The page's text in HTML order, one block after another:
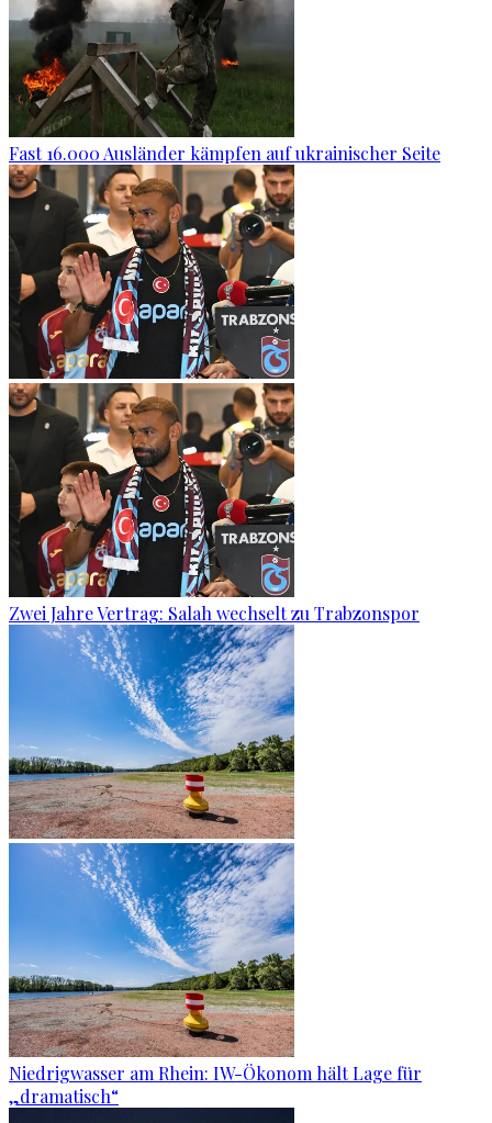
Fast 16.000 Ausländer kämpfen auf ukrainischer Seite
Zwei Jahre Vertrag: Salah wechselt zu Trabzonspor
Niedrigwasser am Rhein: IW-Ökonom hält Lage für
„dramatisch“